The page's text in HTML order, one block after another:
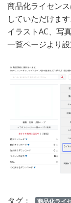
商品化ライセン
していただけます
イラストAC、写
一覧ページより設
タグ： 商品化ライ